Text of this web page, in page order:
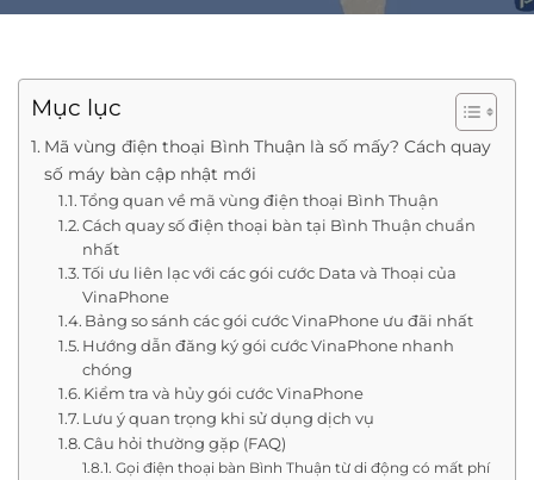
Mục lục
Mã vùng điện thoại Bình Thuận là số mấy? Cách quay
số máy bàn cập nhật mới
Tổng quan về mã vùng điện thoại Bình Thuận
Cách quay số điện thoại bàn tại Bình Thuận chuẩn
nhất
Tối ưu liên lạc với các gói cước Data và Thoại của
VinaPhone
Bảng so sánh các gói cước VinaPhone ưu đãi nhất
Hướng dẫn đăng ký gói cước VinaPhone nhanh
chóng
Kiểm tra và hủy gói cước VinaPhone
Lưu ý quan trọng khi sử dụng dịch vụ
Câu hỏi thường gặp (FAQ)
Gọi điện thoại bàn Bình Thuận từ di động có mất phí